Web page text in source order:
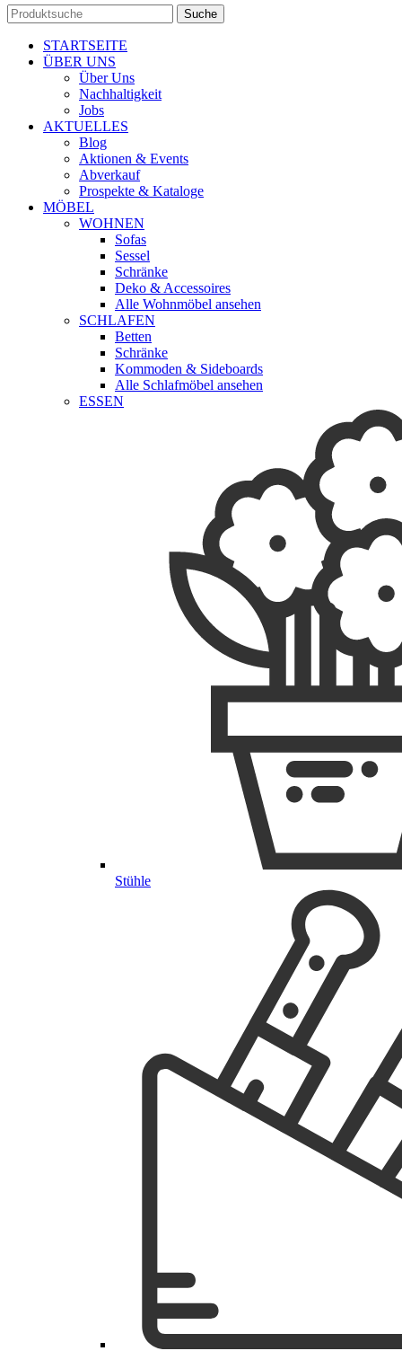
Suche
STARTSEITE
ÜBER UNS
Über Uns
Nachhaltigkeit
Jobs
AKTUELLES
Blog
Aktionen & Events
Abverkauf
Prospekte & Kataloge
MÖBEL
WOHNEN
Sofas
Sessel
Schränke
Deko & Accessoires
Alle Wohnmöbel ansehen
SCHLAFEN
Betten
Schränke
Kommoden & Sideboards
Alle Schlafmöbel ansehen
ESSEN
Stühle